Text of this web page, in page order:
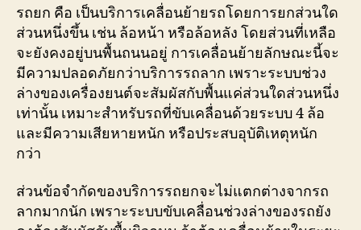
รถยก คือ เป็นบริการเคลื่อนย้ายรถโดยการยกส่วนใด
ส่วนหนึ่งขึ้น เช่น ล้อหน้า หรือล้อหลัง โดยส่วนที่เหลือ
จะยังคงอยู่บนพื้นถนนอยู่ การเคลื่อนย้ายลักษณะนี้จะ
มีความปลอดภัยกว่าบริการรถลาก เพราะระบบช่วง
ล่างของเครื่องยนต์จะสัมผัสกับพื้นแค่ส่วนใดส่วนหนึ่ง
เท่านั้น เหมาะสำหรับรถที่ขับเคลื่อนด้วยระบบ 4 ล้อ
และมีความเสียหายหนัก หรือประสบอุบัติเหตุหนัก
กว่า
ส่วนข้อจำกัดของบริการรถยกจะไม่แตกต่างจากรถ
ลากมากนัก เพราะระบบขับเคลื่อนช่วงล่างของรถยัง